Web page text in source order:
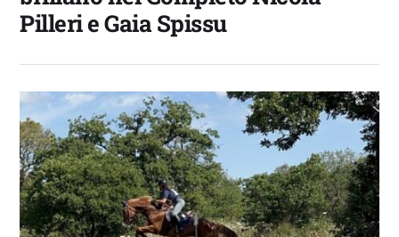
Pilleri e Gaia Spissu